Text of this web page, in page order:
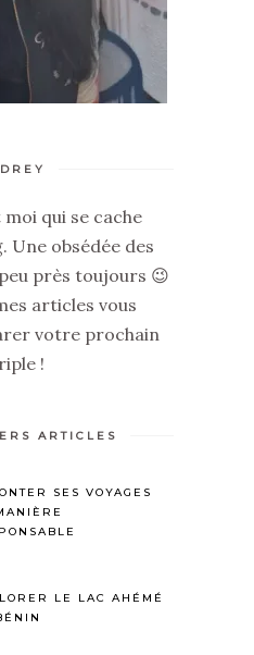
moi qui se cache
Une obsédée des
près toujours 😉
articles vous
votre prochain
!
ARTICLES
SES VOYAGES
LE LAC AHÉMÉ